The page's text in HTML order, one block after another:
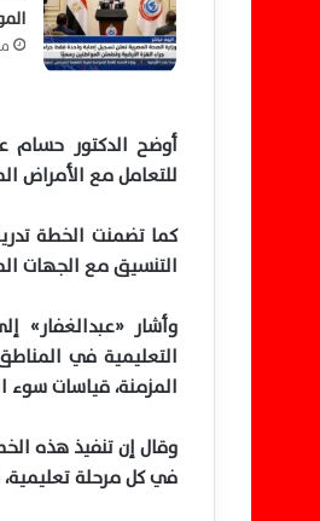
أوضح الدكتور حسام
للتعامل مع الأمراض
التنسيق مع الجهات
وأشار
التعليمية في
المزمنة، قياسات سوء
في كل مرحلة تعليمية،